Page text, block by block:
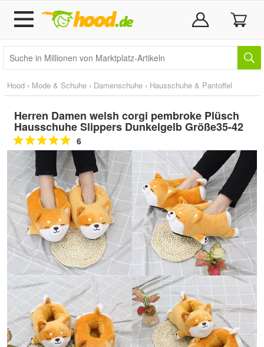
Hood › Mode & Schuhe › Damenschuhe › Hausschuhe & Pantoffel
Herren Damen welsh corgi pembroke Plüsch
Hausschuhe Slippers Dunkelgelb Größe35-42
6